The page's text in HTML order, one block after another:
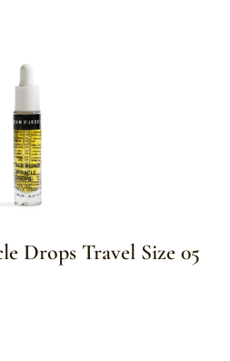
Drops Travel Size 05